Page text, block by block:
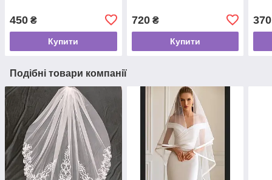
450 ₴
Купити
720₴
Купити
370
Подібні товари компанії